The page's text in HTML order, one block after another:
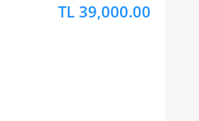
TL 39,000.00